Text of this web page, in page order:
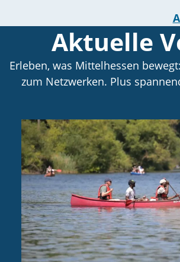
Aktuelle
Erleben, was Mittelhessen
zum Netzwerken. Plus